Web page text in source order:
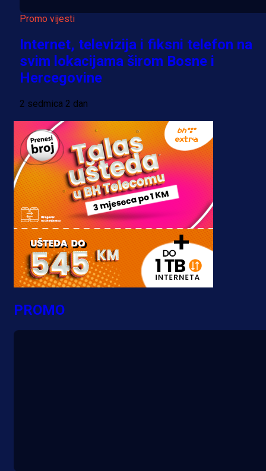
Promo vijesti
Internet, televizija i fiksni telefon na
svim lokacijama širom Bosne i
Hercegovine
2 sedmica 2 dan
PROMO